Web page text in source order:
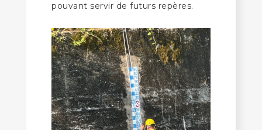
pouvant servir de futurs repères.